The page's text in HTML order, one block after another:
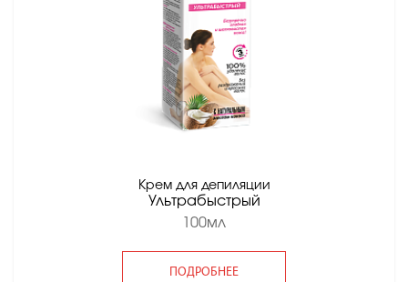
Крем для депиляции
Ультрабыстрый
100мл
ПОДРОБНЕЕ